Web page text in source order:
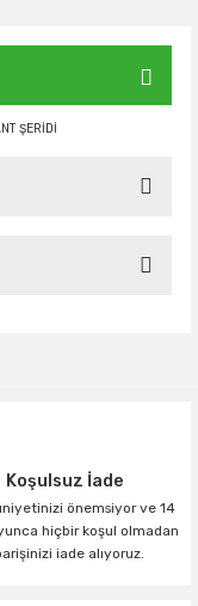
ŞERİDİ
Koşulsuz İade
önemsiyor ve 14
hiçbir koşul olmadan
iade alıyoruz.